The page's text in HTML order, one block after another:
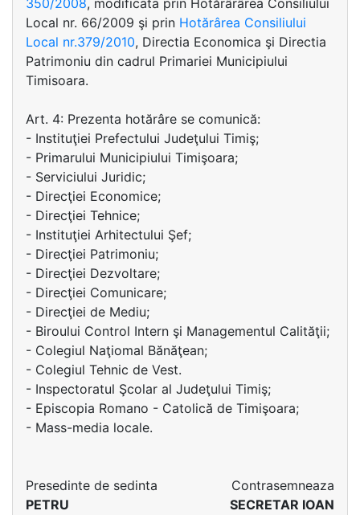
350/2008, modificata prin Hotărârârea Consiliului
Local nr. 66/2009 şi prin Hotărârea Consiliului
Local nr.379/2010, Directia Economica şi Directia
Patrimoniu din cadrul Primariei Municipiului
Timisoara.
Art. 4: Prezenta hotărâre se comunică:
- Instituţiei Prefectului Judeţului Timiş;
- Primarului Municipiului Timişoara;
- Serviciului Juridic;
- Direcţiei Economice;
- Direcţiei Tehnice;
- Instituţiei Arhitectului Şef;
- Direcţiei Patrimoniu;
- Direcţiei Dezvoltare;
- Direcţiei Comunicare;
- Direcţiei de Mediu;
- Biroului Control Intern şi Managementul Calităţii;
- Colegiul Naţiomal Bănăţean;
- Colegiul Tehnic de Vest.
- Inspectoratul Şcolar al Judeţului Timiş;
- Episcopia Romano - Catolică de Timişoara;
- Mass-media locale.
Presedinte de sedinta
PETRU
Contrasemneaza
SECRETAR IOAN